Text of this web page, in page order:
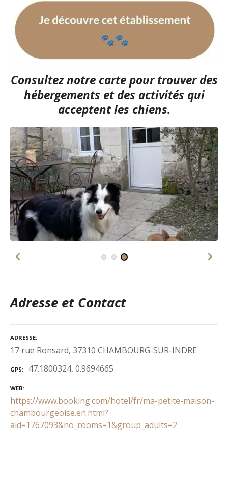
Consultez notre cartepour trouver des
hébergements et des activités qui
acceptent les chiens.
Adresse et Contact
ADRESSE
17 rue Ronsard, 37310 CHAMBOURG-SUR-INDRE
GPS 47.1800324, 0.9694665
WEB
https://www.booking.com/hotel/fr/ma-petite-maison-
chambourgeoise.en.html?
aid=1767093&no_rooms=1&group_adults=2